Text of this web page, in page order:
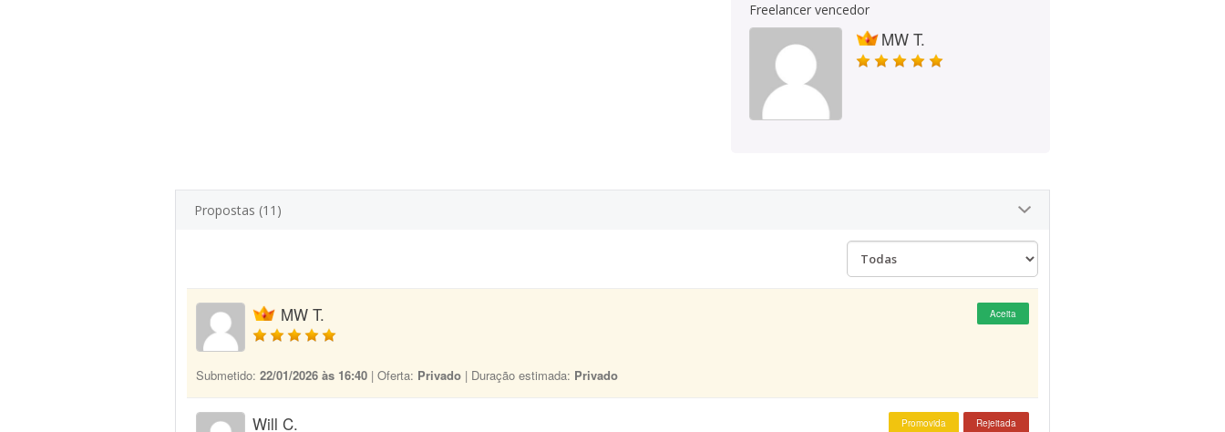
Freelancer vencedor
MW T.
Propostas (11)
MW T. Aceita
Submetido: 22/01/2026 às 16:40 | Oferta: Privado | Duração estimada: Privado
Will C. Promovida Rejeitada